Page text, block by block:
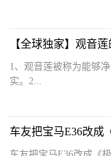
【全球独家】观音
1、观音莲被称为能够
实。2...